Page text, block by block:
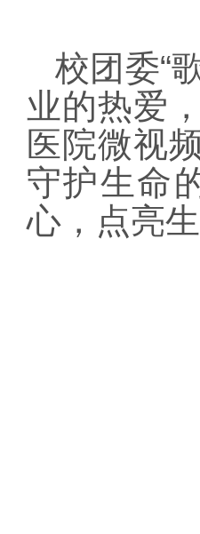
校团委“
业的热爱
医院微视
守护生命
心，点亮生